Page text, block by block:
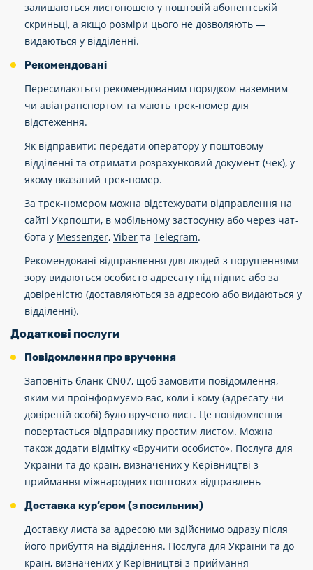
залишаються листоношею у поштовій абонентській
скриньці, а якщо розміри цього не дозволяють —
видаються у відділенні.
Рекомендовані
Пересилаються рекомендованим порядком наземним
чи авіатранспортом та мають трек-номер для
відстеження.
Як відправити: передати оператору у поштовому
відділенні та отримати розрахунковий документ (чек), у
якому вказаний трек-номер.
За трек-номером можна відстежувати відправлення на
сайті Укрпошти, в мобільному застосунку або через чат-
бота у Messenger, Viber та Telegram.
Рекомендовані відправлення для людей з порушеннями
зору видаються особисто адресату під підпис або за
довіреністю (доставляються за адресою або видаються у
відділенні).
Додаткові послуги
Повідомлення про вручення
Заповніть бланк CN07, щоб замовити повідомлення,
яким ми проінформуємо вас, коли і кому (адресату чи
довіреній особі) було вручено лист. Це повідомлення
повертається відправнику простим листом. Можна
також додати відмітку «Вручити особисто». Послуга для
України та до країн, визначених у Керівництві з
приймання міжнародних поштових відправлень
Доставка кур’єром (з посильним)
Доставку листа за адресою ми здійснимо одразу після
його прибуття на відділення. Послуга для України та до
країн, визначених у Керівництві з приймання